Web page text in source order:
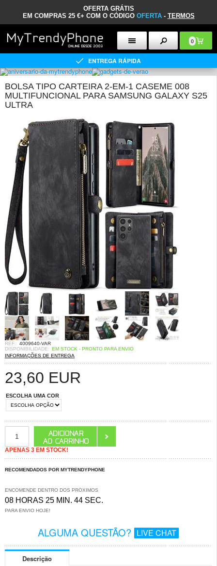
OFERTA GRÁTIS
EM COMPRAS 25 €+ COM O CÓDIGO OFERTA- TERMOS
0
ENTREGA RÁPIDA
BOLSA TIPO CARTEIRA 2-EM-1 CASEME 008
MULTIFUNCIONAL PARA SAMSUNG GALAXY S25
ULTRA
REF.: 4009640-VAR
DISPONIBILIDADE: EM STOCK - PRONTO PARA ENVIO
INFORMAÇÕES DE ENTREGA
23,60 EUR
ESCOLHA UMA COR
APENAS 3 EM STOCK!
RECOMENDADOS POR MYTRENDYPHONE
ENCOMENDE DENTRO DOS PRÓXIMOS
08 HORAS 25 MIN. 44 SEC.
PARA ENVIO HOJE!
ALGUMA QUESTÃO? LIVE CHAT
Descrição